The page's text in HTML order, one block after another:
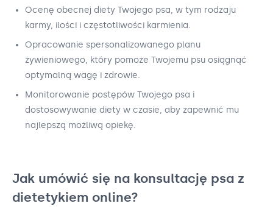
Ocenę obecnej diety Twojego psa, w tym rodzaju
karmy, ilości i częstotliwości karmienia.
Opracowanie spersonalizowanego planu
żywieniowego, który pomoże Twojemu psu osiągnąć
optymalną wagę i zdrowie.
Monitorowanie postępów Twojego psa i
dostosowywanie diety w czasie, aby zapewnić mu
najlepszą możliwą opiekę.
Jak umówić się na konsultację psa z
dietetykiem online?